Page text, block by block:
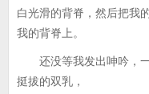
白光滑的背脊，然后把我
我的背脊上。
还没等我发出呻吟，一
挺拔的双乳，